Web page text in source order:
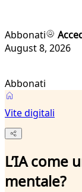
Abbonati
August 8, 2026
Abbonati
Vite digitali
L’IA come
mentale?